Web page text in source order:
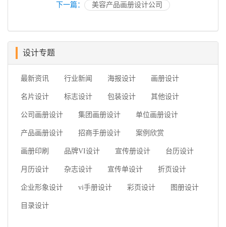
下一篇： 美容产品画册设计公司
设计专题
最新资讯 行业新闻 海报设计 画册设计
名片设计 标志设计 包装设计 其他设计
公司画册设计 集团画册设计 单位画册设计
产品画册设计 招商手册设计 案例欣赏
画册印刷 品牌VI设计 宣传册设计 台历设计
月历设计 杂志设计 宣传单设计 折页设计
企业形象设计 vi手册设计 彩页设计 图册设计
目录设计